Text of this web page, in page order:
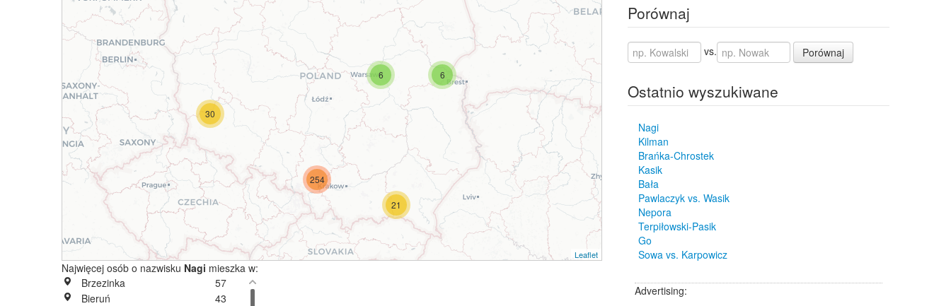
6 6
30
21
254
Leaflet
Najwięcej osób o nazwisku Nagi mieszka w:
Brzezinka
57
Bieruń
43
Porównaj
vs. Porównaj
Ostatnio wyszukiwane
Nagi
Kilman
Brańka-Chrostek
Kasik
Bała
Pawlaczyk vs. Wasik
Nepora
Terpiłowski-Pasik
Go
Sowa vs. Karpowicz
Advertising: